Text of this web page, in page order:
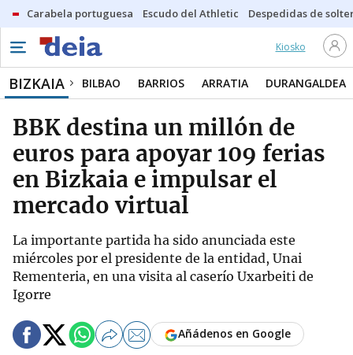
Carabela portuguesa Escudo del Athletic Despedidas de
Kiosko
BIZKAIA BILBAO BARRIOS ARRATIA DURANGALDEA
BBK destina un millón de
euros para apoyar 109 ferias
en Bizkaia e impulsar el
mercado virtual
La importante partida ha sido anunciada este
miércoles por el presidente de la entidad, Unai
Rementeria, en una visita al caserío Uxarbeiti de
Igorre
Añádenos en Google